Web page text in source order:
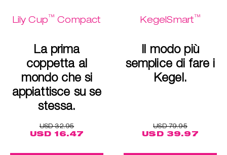
Lily Cup™ Compact
La prima
coppetta al
mondo che si
appiattisce su se
stessa.
USD 32.95
USD 16.47
KegelSmart™
Il modo più
semplice di fare i
Kegel.
USD 79.95
USD 39.97